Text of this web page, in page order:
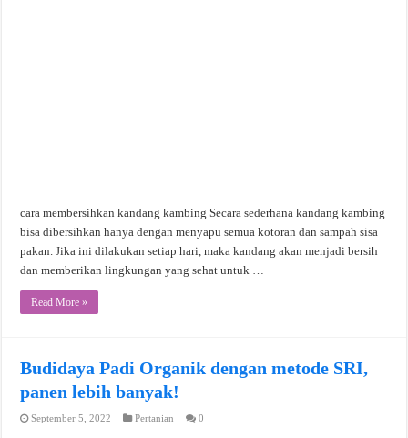
cara membersihkan kandang kambing Secara sederhana kandang kambing
bisa dibersihkan hanya dengan menyapu semua kotoran dan sampah sisa
pakan. Jika ini dilakukan setiap hari, maka kandang akan menjadi bersih
dan memberikan lingkungan yang sehat untuk …
Read More »
Budidaya Padi Organik dengan metode SRI,
panen lebih banyak!
September 5, 2022 Pertanian 0